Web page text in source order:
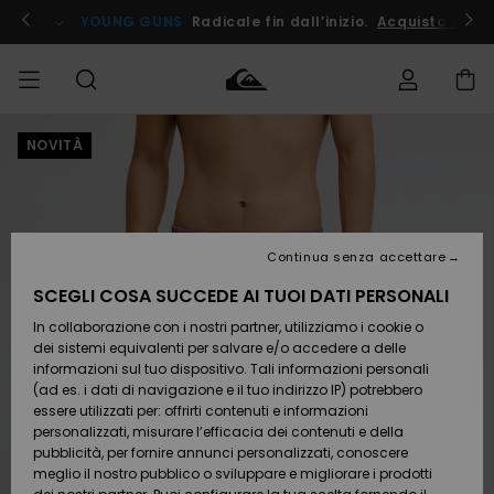
informazioni
prodotto
! YOUNG GUNS Radicale fin dall’inizio. Acquista Ora
UOMO Abbigliamento
Accessori
Calzature
e
infradito
Surf /
Acqua
Abbigliamento
Accessori
Calzature
e
infradito
Surf /
Acqua
Shop
Nuovi
Da
Scoprire
Snow
SURF
Surf Shop
Highlights
Comunità
SNOW
Snow
Uomo
Shop
Snow
Shop
Donna
OUTLET
Outlet
Outlet
Donna
Accedi al tuo
Spedizione
Pagamento
Buono regalo
Quiksilver
Freedom
NOVITÀ
SCEGLI COSA SUCCEDE AI TUOI DATI PERSONALI
In collaborazione con i nostri partner, utilizziamo i cookie o
dei sistemi equivalenti per salvare e/o accedere a delle
informazioni sul tuo dispositivo. Tali informazioni personali
(ad es. i dati di navigazione e il tuo indirizzo IP) potrebbero
essere utilizzati per: offrirti contenuti e informazioni
personalizzati, misurare l’efficacia dei contenuti e della
pubblicità, per fornire annunci personalizzati, conoscere
meglio il nostro pubblico o sviluppare e migliorare i prodotti
Continua senza accettare